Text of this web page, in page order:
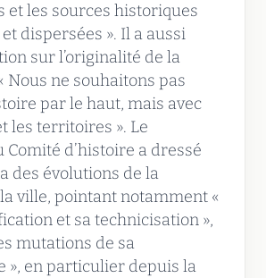
et les sources historiques
dispersées ». Il a aussi
sur l’originalité de la
Nous ne souhaitons pas
par le haut, mais avec
les territoires ». Le
d’histoire a dressé
des évolutions de la
ville, pointant notamment «
et sa technicisation »,
mutations de sa
», en particulier depuis la